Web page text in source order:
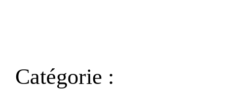
Catégorie :